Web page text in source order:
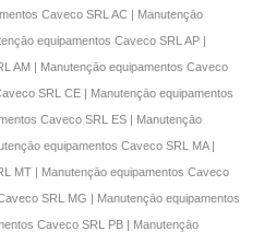
Caveco SRL AC | Manutençāo
equipamentos Caveco SRL AP |
AM | Manutençāo equipamentos Caveco
SRL CE | Manutençāo equipamentos
Caveco SRL ES | Manutençāo
equipamentos Caveco SRL MA |
MT | Manutençāo equipamentos Caveco
SRL MG | Manutençāo equipamentos
Caveco SRL PB | Manutençāo